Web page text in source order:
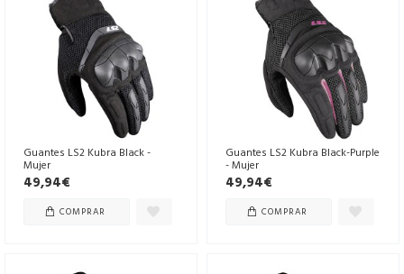
Guantes LS2 Kubra Black -
Mujer
49,94€
COMPRAR
Guantes LS2 Kubra Black-Purple
- Mujer
49,94€
COMPRAR